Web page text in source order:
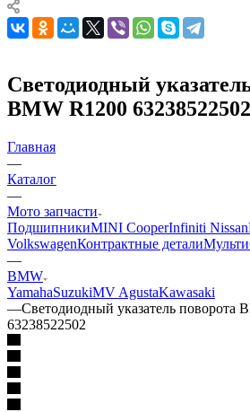
Светодиодный
BMW R1200 63238522502
Главная
—
Каталог
—
Мото запчасти
ПодшипникиMINI CooperInfiniti Nissan
VolkswagenКонтрактные детали
—
BMW
YamahaSuzukiMV AgustaKawasaki
—Светодиодный указатель поворота
63238522502